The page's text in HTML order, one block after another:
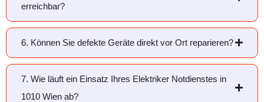
erreichbar?
6. Können Sie defekte Geräte direkt vor Ort reparieren?
7. Wie läuft ein Einsatz Ihres Elektriker Notdienstes in
1010 Wien ab?